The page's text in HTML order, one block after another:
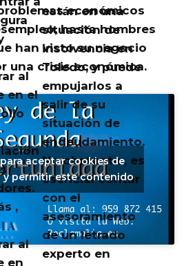
económicos
hasta hombres
han visto su negocio
una crisis económica.
al
en el
,
al
en
están en una
situación de
insolvencia en
Toledo, y puede
empujarlos a
salir de su
situación de
endeudamiento.
No obstante , es
esencial contar
con el
asesoramiento
de un letrado
experto en
aceptar cookies de
y permitir este contenido